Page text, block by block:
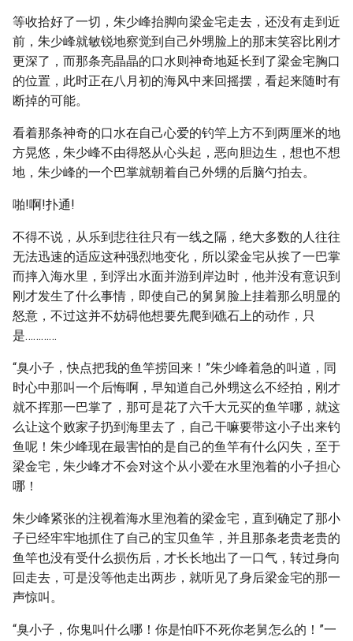
等收拾好了一切，朱少峰抬脚向梁金宅走去，还没有走到近
前，朱少峰就敏锐地察觉到自己外甥脸上的那末笑容比刚才
更深了，而那条亮晶晶的口水则神奇地延长到了梁金宅胸口
的位置，此时正在八月初的海风中来回摇摆，看起来随时有
断掉的可能。
看着那条神奇的口水在自己心爱的钓竿上方不到两厘米的地
方晃悠，朱少峰不由得怒从心头起，恶向胆边生，想也不想
地，朱少峰的一个巴掌就朝着自己外甥的后脑勺拍去。
啪!啊!扑通!
不得不说，从乐到悲往往只有一线之隔，绝大多数的人往往
无法迅速的适应这种强烈地变化，所以梁金宅从挨了一巴掌
而摔入海水里，到浮出水面并游到岸边时，他并没有意识到
刚才发生了什么事情，即使自己的舅舅脸上挂着那么明显的
怒意，不过这并不妨碍他想要先爬到礁石上的动作，只
是…………
“臭小子，快点把我的鱼竿捞回来！”朱少峰着急的叫道，同
时心中那叫一个后悔啊，早知道自己外甥这么不经拍，刚才
就不挥那一巴掌了，那可是花了六千大元买的鱼竿哪，就这
么让这个败家子扔到海里去了，自己干嘛要带这小子出来钓
鱼呢！朱少峰现在最害怕的是自己的鱼竿有什么闪失，至于
梁金宅，朱少峰才不会对这个从小爱在水里泡着的小子担心
哪！
朱少峰紧张的注视着海水里泡着的梁金宅，直到确定了那小
子已经牢牢地抓住了自己的宝贝鱼竿，并且那条老贵老贵的
鱼竿也没有受什么损伤后，才长长地出了一口气，转过身向
回走去，可是没等他走出两步，就听见了身后梁金宅的那一
声惊叫。
“臭小子，你鬼叫什么哪！你是怕吓不死你老舅怎么的！”一